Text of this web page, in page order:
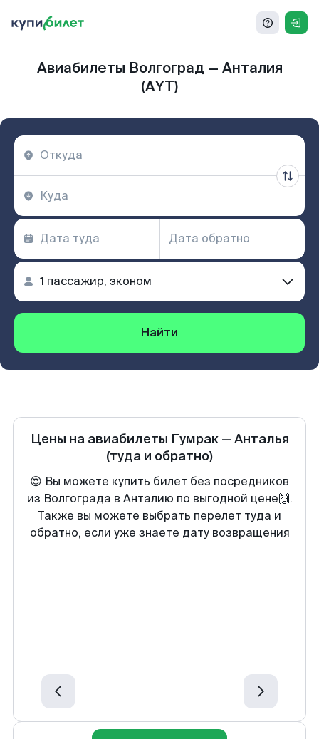
Авиабилеты Волгоград — Анталия
(AYT)
Найти
Цены на авиабилеты Гумрак— Анталья
(туда и обратно)
😍 Вы можете купить билет без посредников
из Волгограда в Анталию по выгодной цене🙌.
Также вы можете выбрать перелет туда и
обратно, если уже знаете дату возвращения